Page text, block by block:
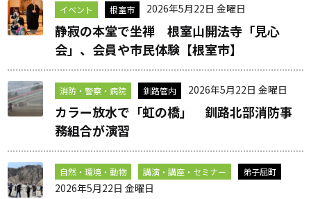
イベント 根室市 2026年5月22日 金曜日
静寂の本堂で坐禅 根室山開法寺「見心
会」、会員や市民体験【根室市】
消防・警察・病院 釧路管内 2026年5月22日 金曜日
カラー放水で「虹の橋」 釧路北部消防事
務組合が演習
自然・環境・動物 講演・講座・セミナー 弟子屈町
2026年5月22日 金曜日